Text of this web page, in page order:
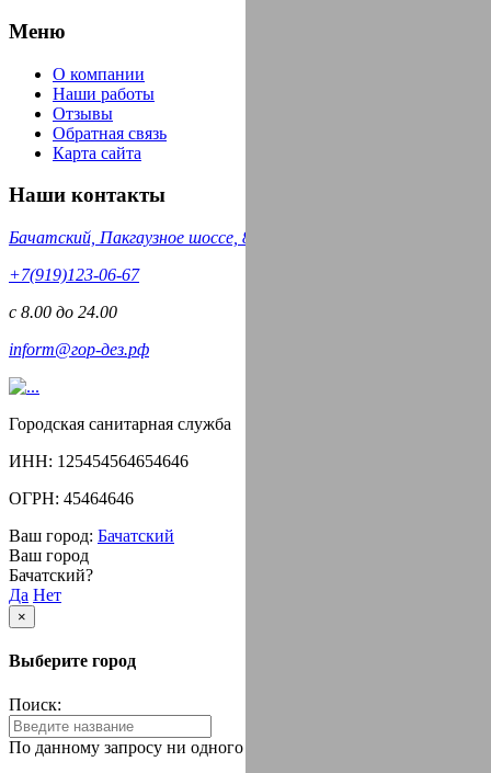
Меню
О компании
Наши работы
Отзывы
Обратная связь
Карта сайта
Наши контакты
Бачатский, Пакгаузное шоссе, 8
‪+7(919)123-06-67‬‬
с 8.00 до 24.00
inform@гор-дез.рф
Городская санитарная служба
ИНН: 125454564654646
ОГРН: 45464646
Ваш город: Бачатский
Ваш город
Бачатский?
Да Нет
×
Выберите город
Поиск:
По данному запросу ни одного города не найдено!